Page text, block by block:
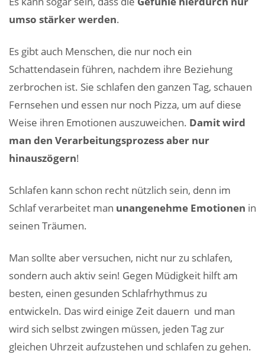
umso stärker werden.
Es gibt auch Menschen, die nur noch ein
Schattendasein führen, nachdem ihre Beziehung
zerbrochen ist. Sie schlafen den ganzen Tag, schauen
Fernsehen und essen nur noch Pizza, um auf diese
Weise ihren Emotionen auszuweichen. Damit wird
man den Verarbeitungsprozess aber nur
hinauszögern!
Schlafen kann schon recht nützlich sein, denn im
Schlaf verarbeitet man unangenehme Emotionen in
seinen Träumen.
Man sollte aber versuchen, nicht nur zu schlafen,
sondern auch aktiv sein! Gegen Müdigkeit hilft am
besten, einen gesunden Schlafrhythmus zu
entwickeln. Das wird einige Zeit dauern und man
wird sich selbst zwingen müssen, jeden Tag zur
gleichen Uhrzeit aufzustehen und schlafen zu gehen.